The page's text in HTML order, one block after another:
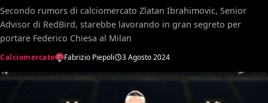
Secondo rumors di calciomercato Zlatan Ibrahimovic, Senior
Advisor di RedBird, starebbe lavorando in gran segreto per
portare Federico Chiesa al Milan
Calciomercato Fabrizio Piepoli 3 Agosto 2024